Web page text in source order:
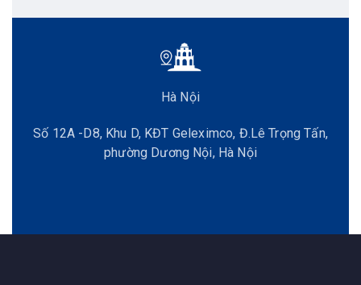
Hà Nội
Số 12A -D8, Khu D, KĐT Geleximco, Đ.Lê Trọng Tấn,
phường Dương Nội, Hà Nội